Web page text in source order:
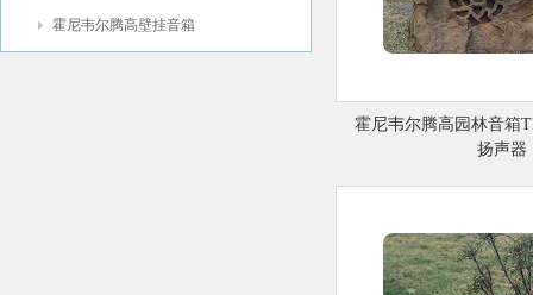
霍尼韦尔腾高壁挂音箱
霍尼韦尔腾高园林音箱
扬声器